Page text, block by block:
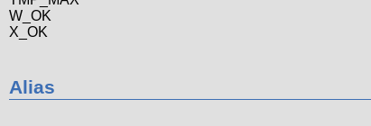
W_OK
X_OK
Alias